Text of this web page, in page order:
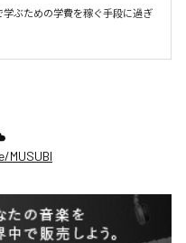
ぶための学費を稼ぐ手段に過ぎ